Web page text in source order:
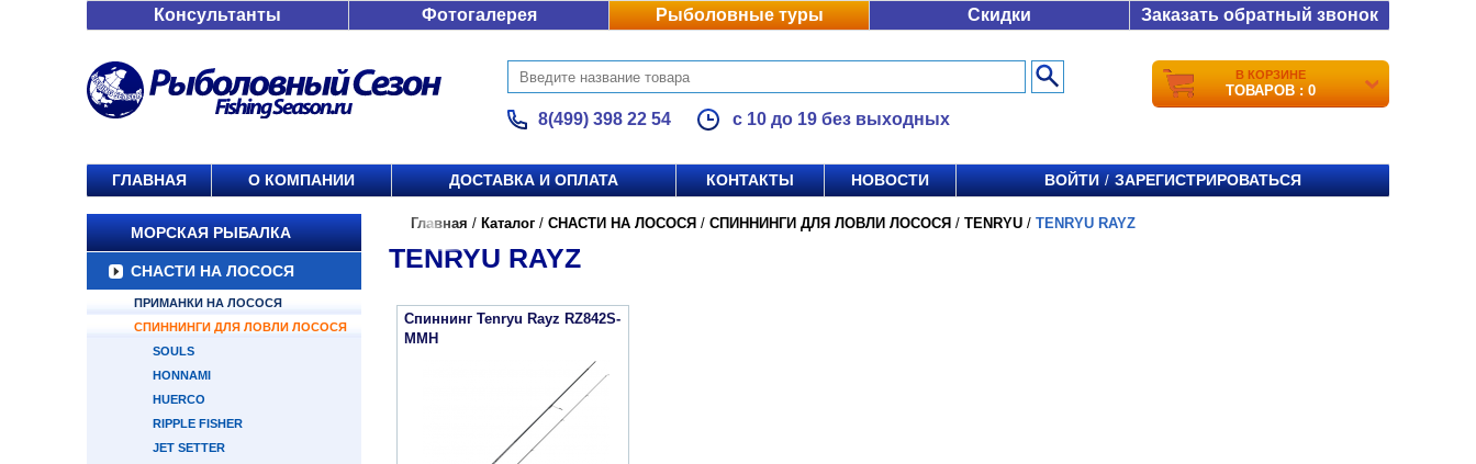
Консультанты Фотогалерея Рыболовные туры Скидки Заказать обратный звонок
8(499) 398 22 54 с 10 до 19 без выходных
В КОРЗИНЕ
ТОВАРОВ : 0
ГЛАВНАЯ О КОМПАНИИ ДОСТАВКА И ОПЛАТА КОНТАКТЫ НОВОСТИ ВОЙТИ / ЗАРЕГИСТРИРОВАТЬСЯ
МОРСКАЯ РЫБАЛКА
СНАСТИ НА ЛОСОСЯ
ПРИМАНКИ НА ЛОСОСЯ
СПИННИНГИ ДЛЯ ЛОВЛИ ЛОСОСЯ
SOULS
HONNAMI
HUERCO
RIPPLE FISHER
JET SETTER
Главная / Каталог / СНАСТИ НА ЛОСОСЯ / СПИННИНГИ ДЛЯ ЛОВЛИ ЛОСОСЯ / TENRYU / TENRYU RAYZ
TENRYU RAYZ
Спиннинг Tenryu Rayz RZ842S-
MMH